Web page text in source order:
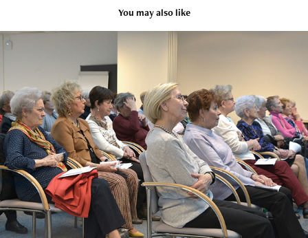
You may also like
48e Assemblée générale